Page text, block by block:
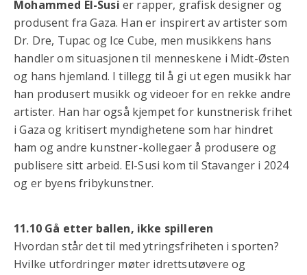
Mohammed El-Susi er rapper, grafisk designer og
produsent fra Gaza. Han er inspirert av artister som
Dr. Dre, Tupac og Ice Cube, men musikkens hans
handler om situasjonen til menneskene i Midt-Østen
og hans hjemland. I tillegg til å gi ut egen musikk har
han produsert musikk og videoer for en rekke andre
artister. Han har også kjempet for kunstnerisk frihet
i Gaza og kritisert myndighetene som har hindret
ham og andre kunstner-kollegaer å produsere og
publisere sitt arbeid. El-Susi kom til Stavanger i 2024
og er byens fribykunstner.
11.10 Gå etter ballen, ikke spilleren
Hvordan står det til med ytringsfriheten i sporten?
Hvilke utfordringer møter idrettsutøvere og